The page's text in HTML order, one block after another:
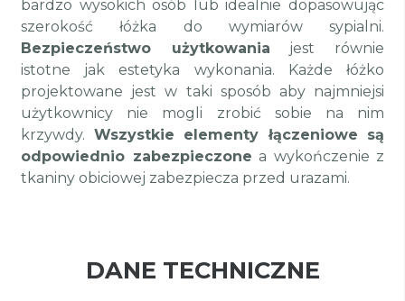
bardzo wysokich osób lub idealnie dopasowując
szerokość łóżka do wymiarów sypialni.
Bezpieczeństwo użytkowania jest równie
istotne jak estetyka wykonania. Każde łóżko
projektowane jest w taki sposób aby najmniejsi
użytkownicy nie mogli zrobić sobie na nim
krzywdy. Wszystkie elementy łączeniowe są
odpowiednio zabezpieczone a wykończenie z
tkaniny obiciowej zabezpiecza przed urazami.
DANE TECHNICZNE